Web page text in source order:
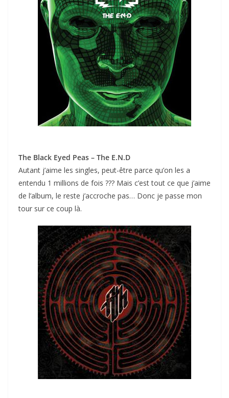
The Black Eyed Peas – The E.N.D
Autant j’aime les singles, peut-être parce qu’on les a
entendu 1 millions de fois ??? Mais c’est tout ce que j’aime
de l’album, le reste j’accroche pas… Donc je passe mon
tour sur ce coup là.